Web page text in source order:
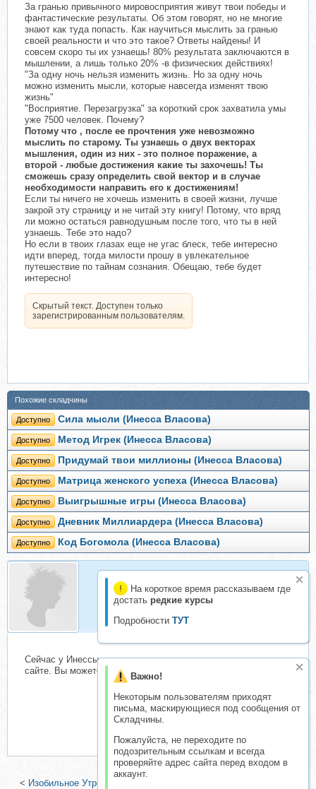
На короткое время рассказываем где
достать редкие курсы
Подробности ТУТ
Важно!
Некоторым пользователям приходят
письма, маскирующиеся под сообщения от
Складчины.
Пожалуйста, не переходите по
подозрительным ссылкам и всегда
проверяйте адрес сайта перед входом в
аккаунт.
За гранью привычного мировосприятия живут твои победы и
фантастические результаты. Об этом говорят, но не многие
знают как туда попасть. Как научиться мыслить за гранью
своей реальности и что это такое? Ответы найдены! И
совсем скоро ты их узнаешь! 80% результата заключаются в
мышлении, а лишь только 20% -в физических действиях!
"За одну ночь нельзя изменить жизнь. Но за одну ночь
можно изменить мысли, которые навсегда изменят твою
жизнь"
"Восприятие. Перезагрузка" за короткий срок захватила умы
уже 7500 человек. Почему?
Потому что , после ее прочтения уже невозможно
мыслить по старому. Ты узнаешь о двух векторах
мышления, один из них - это полное поражение, а
второй - любые достижения какие ты захочешь! Ты
сможешь сразу определить свой вектор и в случае
необходимости направить его к достижениям!
Если ты ничего не хочешь изменить в своей жизни, лучше
закрой эту страницу и не читай эту книгу! Потому, что вряд
ли можно остаться равнодушным после того, что ты в ней
узнаешь. Тебе это надо?
Но если в твоих глазах еще не угас блеск, тебе интересно
идти вперед, тогда милости прошу в увлекательное
путешествие по тайнам сознания. Обещаю, тебе будет
интересно!
Скрытый текст. Доступен только
зарегистрированным пользователям.
Похожие складчины
Доступно Сила мысли (Инесса Власова)
Доступно Метод Игрек (Инесса Власова)
Доступно Придумай твои миллионы (Инесса Власова)
Доступно Матрица женского успеха (Инесса Власова)
Доступно Выигрышные игры (Инесса Власова)
Доступно Дневник Миллиардера (Инесса Власова)
Доступно Код Богомола (Инесса Власова)
Милочка
Гость
Сейчас у Инессы предложение и много интересных курсов на
сайте. Вы можете организовать?
< Изобильное Утро: Комплекс энергетических практик (Бьярка)